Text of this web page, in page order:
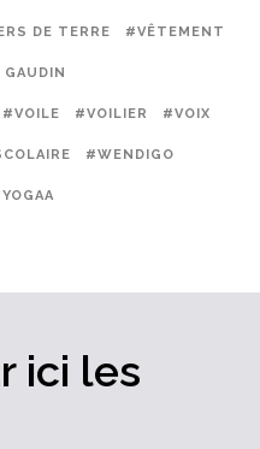
DE TERRE #VÊTEMENT
#VOILE #VOILIER #VOIX
#WENDIGO
ici les